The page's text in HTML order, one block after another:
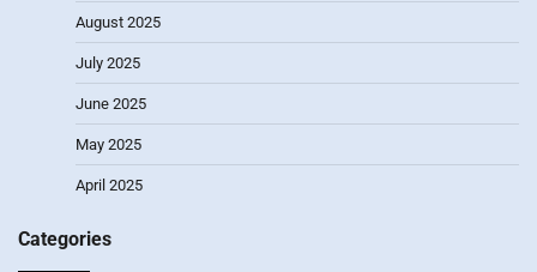
August 2025
July 2025
June 2025
May 2025
April 2025
Categories